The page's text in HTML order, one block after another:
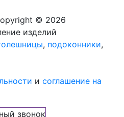
© 2026
изделий
, подоконники,
и соглашение на
звонок